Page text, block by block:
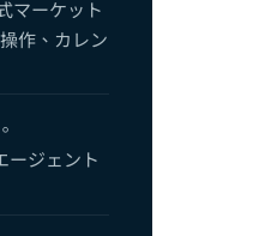
からデータ抽出まで
ス機構、権限管理、リスク軽減策
ケジューリングと無人実行
エージェント — 初心者向けFAQ
マーケット
作、カレン
ージェント